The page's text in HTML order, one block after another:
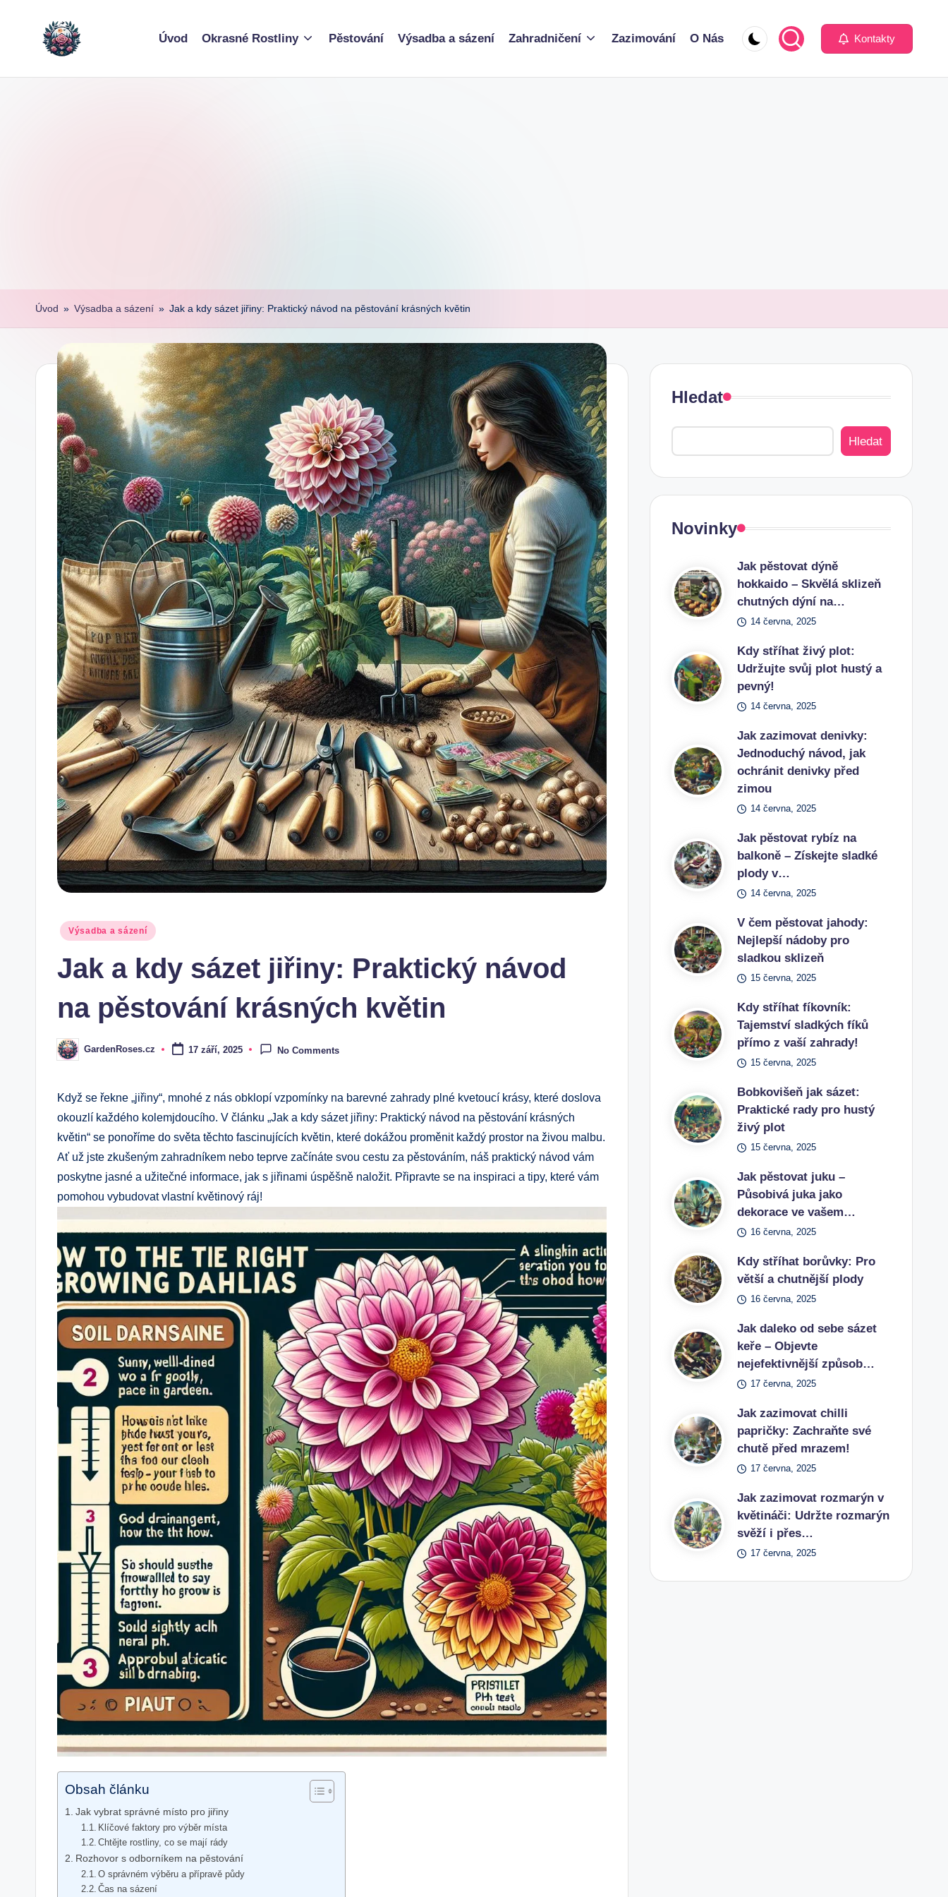
content
Úvod Okrasné Rostliny Pěstování Výsadba a sázení Zahradničení Zazimování O Nás Kontakty
Úvod » Výsadba a sázení » Jak a kdy sázet jiřiny: Praktický návod na pěstování krásných květin
Posted
Výsadba a sázení
Jak a kdy sázet jiřiny: Praktický návod
na pěstování krásných květin
Posted
by
GardenRoses.cz 17 září, 2025 No Comments
Když se řekne „jiřiny“, mnohé z nás obklopí vzpomínky na barevné zahrady plné kvetoucí krásy, které doslova
okouzlí každého kolemjdoucího. V článku „Jak a kdy sázet jiřiny: Praktický návod na pěstování krásných
květin“ se ponoříme do světa těchto fascinujících květin, které dokážou proměnit každý prostor na živou malbu.
Ať už jste zkušeným zahradníkem nebo teprve začínáte svou cestu za pěstováním, náš praktický návod vám
poskytne jasné a užitečné informace, jak s jiřinami úspěšně naložit. Připravte se na inspiraci a tipy, které vám
pomohou vybudovat vlastní květinový ráj!
Obsah článku
Jak vybrat správné místo pro jiřiny
Klíčové faktory pro výběr místa
Chtějte rostliny, co se mají rády
Rozhovor s odborníkem na pěstování
O správném výběru a přípravě půdy
Čas na sázení
Hledat
Hledat
Novinky
Jak pěstovat dýně
hokkaido – Skvělá sklizeň
chutných dýní na…
14 června, 2025
Kdy stříhat živý plot:
Udržujte svůj plot hustý a
pevný!
14 června, 2025
Jak zazimovat denivky:
Jednoduchý návod, jak
ochránit denivky před
zimou
14 června, 2025
Jak pěstovat rybíz na
balkoně – Získejte sladké
plody v…
14 června, 2025
V čem pěstovat jahody:
Nejlepší nádoby pro
sladkou sklizeň
15 června, 2025
Kdy stříhat fíkovník:
Tajemství sladkých fíků
přímo z vaší zahrady!
15 června, 2025
Bobkovišeň jak sázet:
Praktické rady pro hustý
živý plot
15 června, 2025
Jak pěstovat juku –
Působivá juka jako
dekorace ve vašem…
16 června, 2025
Kdy stříhat borůvky: Pro
větší a chutnější plody
16 června, 2025
Jak daleko od sebe sázet
keře – Objevte
nejefektivnější způsob…
17 června, 2025
Jak zazimovat chilli
papričky: Zachraňte své
chutě před mrazem!
17 června, 2025
Jak zazimovat rozmarýn v
květináči: Udržte rozmarýn
svěží i přes…
17 června, 2025